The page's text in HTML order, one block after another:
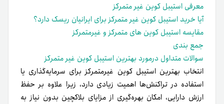
معرفی استیبل کوین غیر متمرکز
آیا خرید استیبل کوین غیر متمرکز برای ایرانیان ریسک دارد؟
مقایسه استیبل کوین ‌های متمرکز و غیرمتمرکز
جمع بندی
سوالات متداول درمورد بهترین استیبل کوین غیر متمرکز
انتخاب‌ بهترین‌ استیبل‌ کوین‌ غیر‌متمرکز‌ برای‌ سرمایه‌گذاری‌ یا‌
استفاده‌ در‌ تراکنش‌ها‌ اهمیت‌ زیادی‌ دارد، زیرا‌ علاوه‌ بر‌ حفظ‌
ارزش‌ دارایی، امکان‌ بهره‌گیری‌ از‌ مزایای‌ بلاکچین‌ بدون‌ نیاز‌ به‌